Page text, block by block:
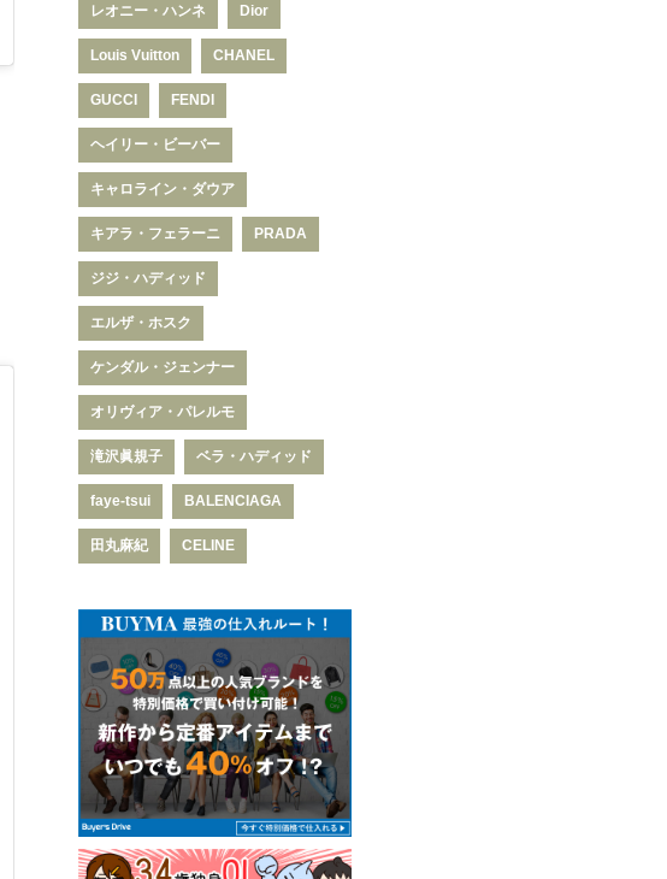
レオニー・ハンネ Dior
Louis Vuitton CHANEL
GUCCI FENDI
ヘイリー・ビーバー
キャロライン・ダウア
キアラ・フェラーニ PRADA
ジジ・ハディッド
エルザ・ホスク
ケンダル・ジェンナー
オリヴィア・パレルモ
滝沢眞規子 ベラ・ハディッド
faye-tsui BALENCIAGA
田丸麻紀 CELINE